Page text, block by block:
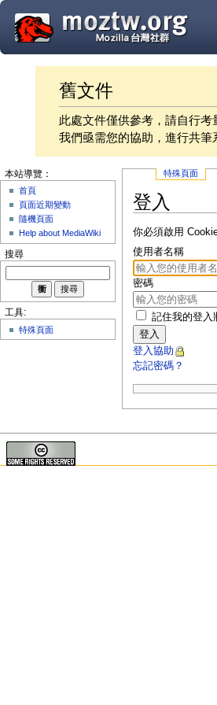
舊文件
此處文件僅供參考，請自行
我們亟需您的協助，進行共
特殊頁面
登入
你必須啟用
使用者名稱
密碼
記住我的登入
登入
登入協助
忘記密碼？
本站導覽：
首頁
頁面近期變動
隨機頁面
Help about MediaWiki
搜尋
工具:
特殊頁面